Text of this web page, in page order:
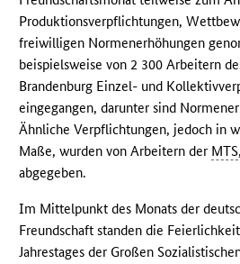
Produktionsverpflichtungen,
freiwilligen Normenerhöhungen
beispielsweise von 2 300 Arbeitern
Brandenburg Einzel- und
eingegangen, darunter sind
Ähnliche Verpflichtungen, jedoch in
Maße, wurden von Arbeitern der MTS
abgegeben.
Im Mittelpunkt des Monats der
Freundschaft standen die
Jahrestages der Großen